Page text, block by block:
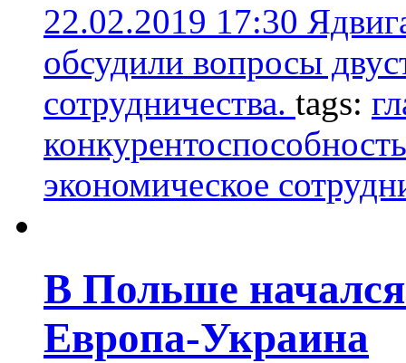
22.02.2019 17:30
обсудили вопросы
сотрудничества. tags:
экономическое
В Польше
Европа-Украина